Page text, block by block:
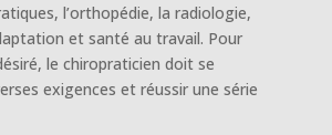
l’orthopédie, la radiologie,
et santé au travail. Pour
le chiropraticien doit se
exigences et réussir une série